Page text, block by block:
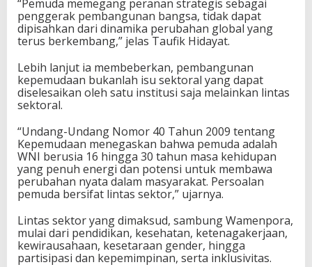
a
i
t
P
l
a
y
a
n
K
e
p
e
u
d
a
a
“Pemuda memegang peranan strategis sebagai
penggerak pembangunan bangsa, tidak dapat
dipisahkan dari dinamika perubahan global yang
terus berkembang,” jelas Taufik Hidayat.
Lebih lanjut ia membeberkan, pembangunan
kepemudaan bukanlah isu sektoral yang dapat
diselesaikan oleh satu institusi saja melainkan lintas
sektoral.
“Undang-Undang Nomor 40 Tahun 2009 tentang
Kepemudaan menegaskan bahwa pemuda adalah
WNI berusia 16 hingga 30 tahun masa kehidupan
yang penuh energi dan potensi untuk membawa
perubahan nyata dalam masyarakat. Persoalan
pemuda bersifat lintas sektor,” ujarnya.
Lintas sektor yang dimaksud, sambung Wamenpora,
mulai dari pendidikan, kesehatan, ketenagakerjaan,
kewirausahaan, kesetaraan gender, hingga
partisipasi dan kepemimpinan, serta inklusivitas.